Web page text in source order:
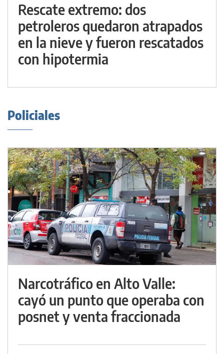
Rescate extremo: dos
petroleros quedaron atrapados
en la nieve y fueron rescatados
con hipotermia
Policiales
Narcotráfico en Alto Valle:
cayó un punto que operaba con
posnet y venta fraccionada